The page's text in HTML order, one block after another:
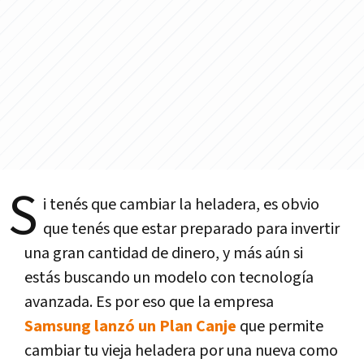
S i tenés que cambiar la heladera, es obvio
que tenés que estar preparado para invertir
una gran cantidad de dinero, y más aún si
estás buscando un modelo con tecnología
avanzada. Es por eso que la empresa
Samsung lanzó un Plan Canje que permite
cambiar tu vieja heladera por una nueva como